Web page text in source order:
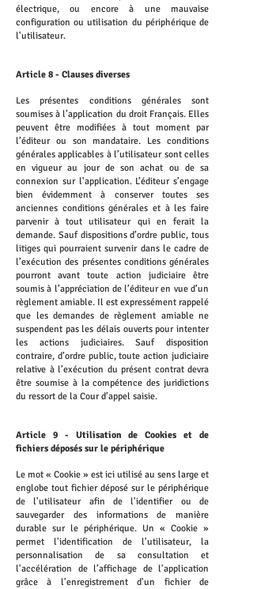
électrique, ou encore à une mauvaise
configuration ou utilisation du périphérique de
l'utilisateur.
Article 8 - Clauses diverses
Les présentes conditions générales sont
soumises à l’application du droit Français. Elles
peuvent être modifiées à tout moment par
l’éditeur ou son mandataire. Les conditions
générales applicables à l’utilisateur sont celles
en vigueur au jour de son achat ou de sa
connexion sur l'application. L’éditeur s’engage
bien évidemment à conserver toutes ses
anciennes conditions générales et à les faire
parvenir à tout utilisateur qui en ferait la
demande. Sauf dispositions d’ordre public, tous
litiges qui pourraient survenir dans le cadre de
l’exécution des présentes conditions générales
pourront avant toute action judiciaire être
soumis à l’appréciation de l’éditeur en vue d’un
règlement amiable. Il est expressément rappelé
que les demandes de règlement amiable ne
suspendent pas les délais ouverts pour intenter
les actions judiciaires. Sauf disposition
contraire, d’ordre public, toute action judiciaire
relative à l’exécution du présent contrat devra
être soumise à la compétence des juridictions
du ressort de la Cour d’appel saisie.
Article 9 - Utilisation de Cookies et de
fichiers déposés sur le périphérique
Le mot « Cookie » est ici utilisé au sens large et
englobe tout fichier déposé sur le périphérique
de l'utilisateur afin de l'identifier ou de
sauvegarder des informations de manière
durable sur le périphérique. Un « Cookie »
permet l'identification de l'utilisateur, la
personnalisation de sa consultation et
l'accélération de l’affichage de l'application
grâce à l'enregistrement d'un fichier de